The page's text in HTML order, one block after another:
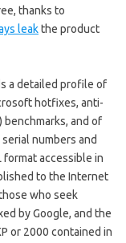
thanks to
leakthe product
a detailed profile of
hotfixes, anti-
benchmarks, and of
numbers and
accessible in
to the Internet
who seek
by Google, and the
or 2000 contained in